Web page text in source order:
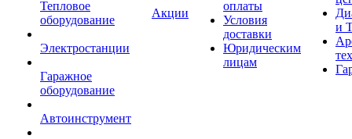
Тепловое
оборудование
Электростанции
Гаражное
оборудование
Автоинструмент
Акции
оплаты
Условия
доставки
Юридическим
лицам
и